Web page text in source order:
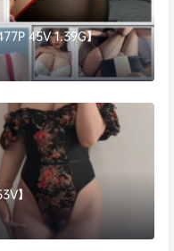
45V 1.39G】
】